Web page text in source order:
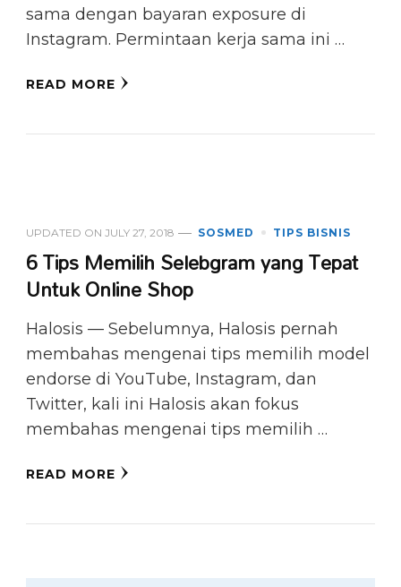
sama dengan bayaran exposure di
Instagram. Permintaan kerja sama ini …
READ MORE
UPDATED ON JULY 27, 2018 SOSMED TIPS BISNIS
6 Tips Memilih Selebgram yang Tepat
Untuk Online Shop
Halosis — Sebelumnya, Halosis pernah
membahas mengenai tips memilih model
endorse di YouTube, Instagram, dan
Twitter, kali ini Halosis akan fokus
membahas mengenai tips memilih …
READ MORE